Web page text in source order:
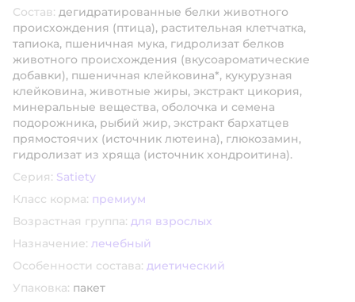
Состав: дегидратированные белки животного
происхождения (птица), растительная клетчатка,
тапиока, пшеничная мука, гидролизат белков
животного происхождения (вкусоароматические
добавки), пшеничная клейковина*, кукурузная
клейковина, животные жиры, экстракт цикория,
минеральные вещества, оболочка и семена
подорожника, рыбий жир, экстракт бархатцев
прямостоячих (источник лютеина), глюкозамин,
гидролизат из хряща (источник хондроитина).
Серия: Satiety
Класс корма: премиум
Возрастная группа: для взрослых
Назначение: лечебный
Особенности состава: диетический
Упаковка: пакет